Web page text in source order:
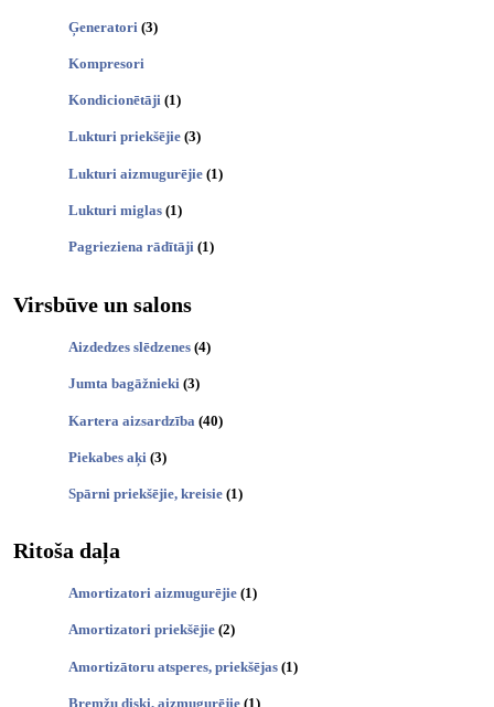
Ģeneratori (3)
Kompresori
Kondicionētāji (1)
Lukturi priekšējie (3)
Lukturi aizmugurējie (1)
Lukturi miglas (1)
Pagrieziena rādītāji (1)
Virsbūve un salons
Aizdedzes slēdzenes (4)
Jumta bagāžnieki (3)
Kartera aizsardzība (40)
Piekabes aķi (3)
Spārni priekšējie, kreisie (1)
Ritoša daļa
Amortizatori aizmugurējie (1)
Amortizatori priekšējie (2)
Amortizātoru atsperes, priekšējas (1)
Bremžu diski, aizmugurējie (1)